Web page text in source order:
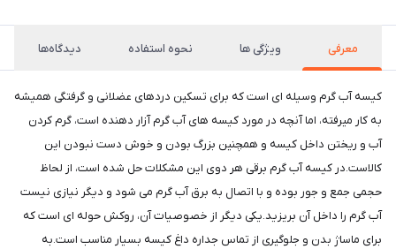
معرفی ویژگی ها نحوه استفاده دیدگاه‌ها
کیسه آب گرم وسیله ای است که برای تسکین دردهای عضلانی و گرفتگی همیشه
به کار میرفته، اما آنچه در مورد کیسه های آب گرم آزار دهنده است، گرم کردن
آب و ریختن داخل کیسه و همچنین بزرگ بودن و خوش دست نبودن این
کالاست.در کیسه آب گرم برقی هر دوی این مشکلات حل شده است، از لحاظ
حجمی جمع و جور بوده و با اتصال به برق آب گرم می شود و دیگر نیازی نیست
آب گرم را داخل آن بریزید.یکی دیگر از خصوصیات آن، روکش حوله ای است که
برای ماساژ بدن و جلوگیری از تماس جداره داغ کیسه بسیار مناسب است.به